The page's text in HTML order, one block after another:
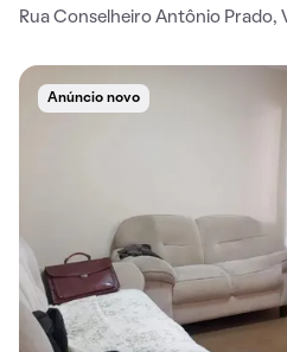
Rua Conselheiro Antônio Prado,
Anúncio novo